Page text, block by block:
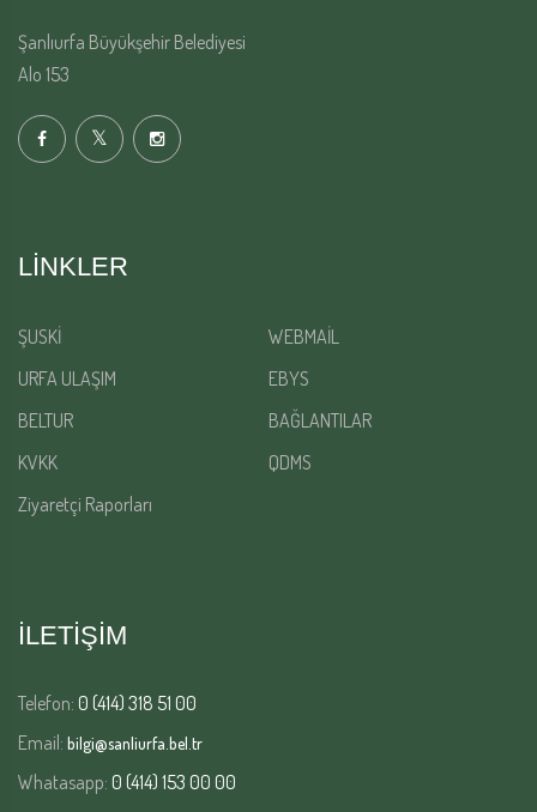
Şanlıurfa Büyükşehir Belediyesi
Alo 153
LINKLER
ŞUSKİ
WEBMAİL
URFA ULAŞIM
EBYS
BELTUR
BAĞLANTILAR
KVKK
QDMS
Ziyaretçi Raporları
İLETİŞİM
Telefon: 0 (414) 318 51 00
Email: bilgi@sanliurfa.bel.tr
Whatasapp: 0 (414) 153 00 00